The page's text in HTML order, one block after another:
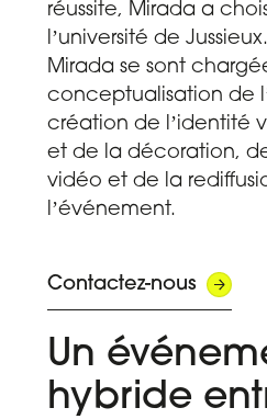
réussite, Mirada a
lʼuniversité de
Mirada se sont
conceptualisation de
création de lʼidentité
et de la décoration,
vidéo et de la
lʼévénement.
Contactez-nous
Un
hybride